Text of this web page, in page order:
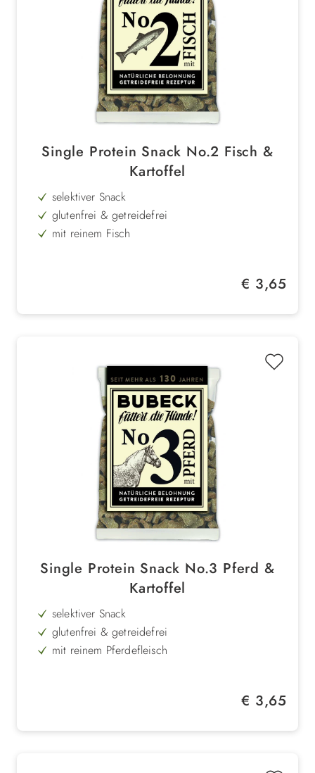
Single Protein Snack No.2 Fisch &
Kartoffel
selektiver Snack
glutenfrei & getreidefrei
mit reinem Fisch
Regulärer Preis:
€ 3,65
Single Protein Snack No.3 Pferd &
Kartoffel
selektiver Snack
glutenfrei & getreidefrei
mit reinem Pferdefleisch
Regulärer Preis:
€ 3,65